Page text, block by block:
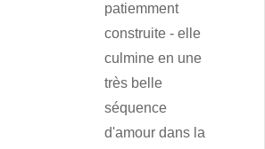
patiemment
construite - elle
culmine en une
très belle
séquence
d'amour dans la